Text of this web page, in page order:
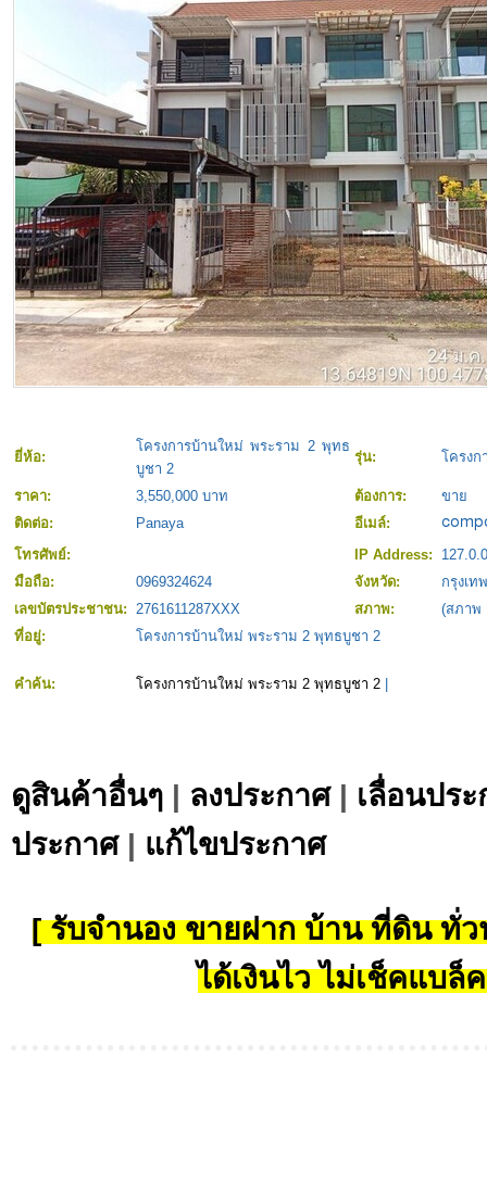
ยี่ห้อ:
โครงการบ้านใหม่ พระราม 2 พุทธ
บูชา 2
รุ่น: โครงก
ราคา: 3,550,000 บาท ต้องการ:
ขาย
ติดต่อ:
Panaya
อีเมล์:
โทรศัพย์:
IP Address:
มือถือ:
0969324624 จังหวัด:
กรุงเ
เลขบัตรประชาชน: 2761611287XXX สภาพ:
(สภาพ
ที่อยู่:
โครงการบ้านใหม่ พระราม 2 พุทธบูชา 2
คำค้น: โครงการบ้านใหม่ พระราม 2 พุทธบูชา 2
ดูสินค้าอื่นๆ | ลงประกาศ| เลื่อนปร
ประกาศ| แก้ไขประกาศ
[ รับจำนอง ขายฝาก บ้าน ที่ดิน ทั่ว
ได้เงินไว ไม่เช็คแบล็